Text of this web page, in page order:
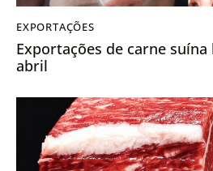
EXPORTAÇÕES
Exportações de carne
abril